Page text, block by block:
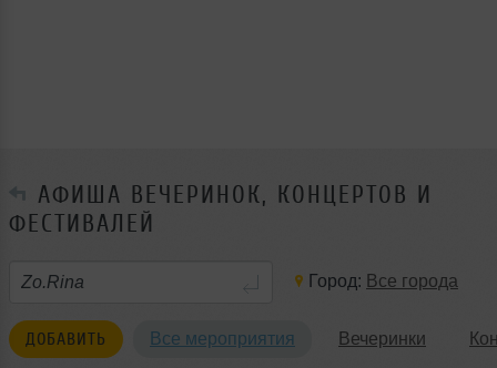
АФИША ВЕЧЕРИНОК, КОНЦЕРТОВ И
ФЕСТИВАЛЕЙ
Город: Все города
ДОБАВИТЬ Все мероприятия Вечеринки